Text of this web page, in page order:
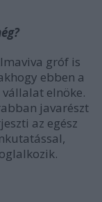
gróf is
ebben a
elnöke.
javarészt
az egész